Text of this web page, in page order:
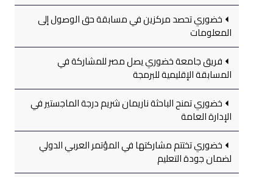
خضوري تحصد مركزين في مسابقة حق الوصول إلى
المعلومات
فريق جامعة خضوري يصل مصر للمشاركة في
المسابقة الإقليمية للبرمجة
خضوري تمنح الباحثة ناريمان شريم درجة الماجستير في
الإدارة العامة
خضوري تختتم مشاركتها في المؤتمر العربي الدولي
لضمان جودة التعليم